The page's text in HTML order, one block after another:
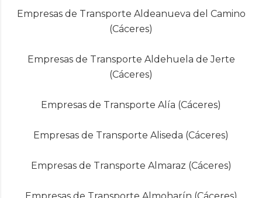
Empresas de Transporte Aldeanueva del Camino
(Cáceres)
Empresas de Transporte Aldehuela de Jerte
(Cáceres)
Empresas de Transporte Alía (Cáceres)
Empresas de Transporte Aliseda (Cáceres)
Empresas de Transporte Almaraz (Cáceres)
Empresas de Transporte Almoharín (Cáceres)